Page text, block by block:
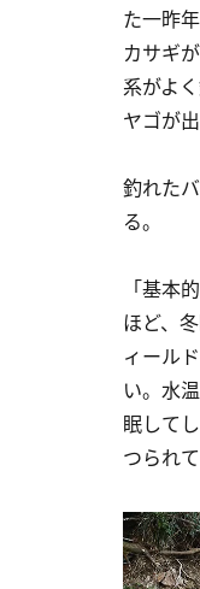
た一昨
カサギ
系がよ
ヤゴが
釣れた
る。
「基本
ほど、
ィール
い。水
眠して
つられ